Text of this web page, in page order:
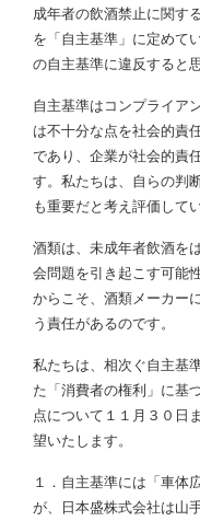
成年者の飲酒禁止に関す
を「自主基準」に定めて
の自主基準に違反すると
自主基準はコンプライア
は不十分な点を社会的責
であり、企業が社会的責
す。私たちは、自らの判
も重要だと考え評価してい
酒類は、未成年者飲酒を
会問題を引き起こす可能
からこそ、酒類メーカー
う責任があるのです。
私たちは、相次ぐ自主基
た「消費者の権利」に基
点について１１月３０日
望いたします。
１．自主基準には「車体
が、日本盛株式会社は山